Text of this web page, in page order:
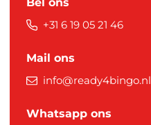
+31 6 19 05 21 46
Mail ons
info@ready4bingo.nl
Whatsapp ons